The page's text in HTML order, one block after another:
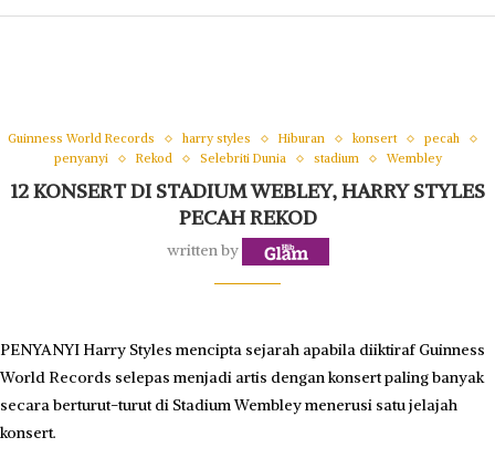
Guinness World Records harry styles Hiburan konsert
pecah
penyanyi
Rekod Selebriti Dunia stadium Wembley
12 KONSERT DI STADIUM WEBLEY, HARRY STYLES
PECAH REKOD
written by
PENYANYI Harry Styles mencipta sejarah apabila diiktiraf Guinness
World Records selepas menjadi artis dengan konsert paling banyak
secara berturut-turut di Stadium Wembley menerusi satu jelajah
konsert.